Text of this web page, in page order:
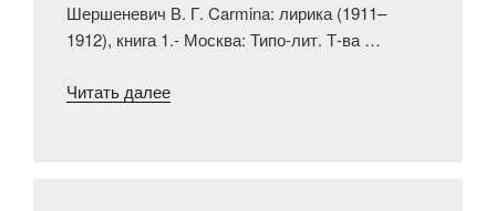
Шершеневич В. Г. Carmina: лирика (1911–
1912), книга 1.- Москва: Типо-лит. Т-ва …
Читать далее«Полузабытый